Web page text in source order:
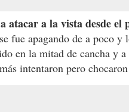
atacar a la vista desde
fue apagando de a poco y
en la mitad de cancha y a
intentaron pero